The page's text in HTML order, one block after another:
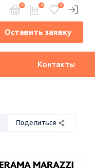
Оставить заявку
Контакты
Поделиться